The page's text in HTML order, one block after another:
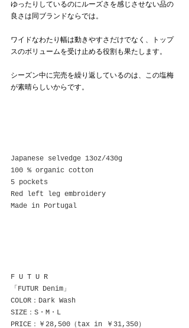
ゆったりしているのにルーズさを感じさせない品の
良さは同ブランドならでは。
ワイドなわたり幅は動きやすさだけでなく、トップ
スのボリュームを受け止める役割も果たします。
シーズン中に完売を繰り返しているのは、この塩梅
が素晴らしいからです。
Japanese selvedge 13oz/430g
100 % organic cotton
5 pockets
Red left leg embroidery
Made in Portugal
F U T U R
「FUTUR Denim」
COLOR：Dark Wash
SIZE：S・M・L
PRICE：￥28,500（tax in ￥31,350）